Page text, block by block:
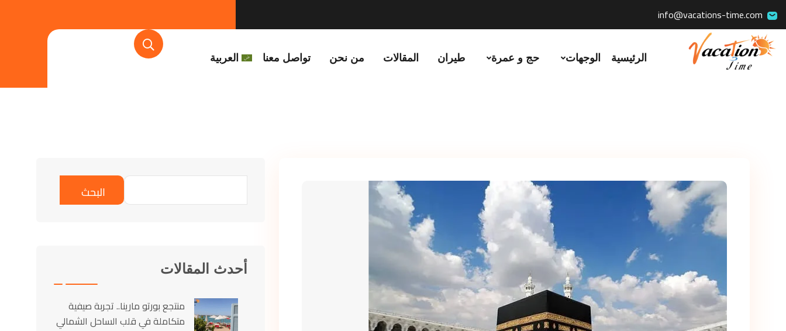
info@vacations-time.com
الرئيسية الوجهات حج و عمرة طيران المقالات من نحن تواصل معنا العربية
البحث
أحدث المقالات
منتجع بورتو مارينا.. تجربة صيفية
متكاملة في قلب الساحل الشمالي